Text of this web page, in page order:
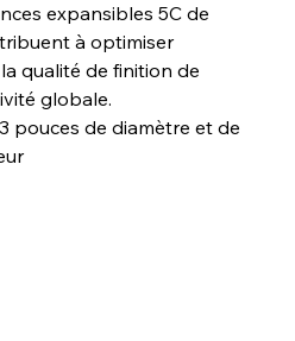
expansibles 5C de
à optimiser
qualité de finition de
globale.
pouces de diamètre et de